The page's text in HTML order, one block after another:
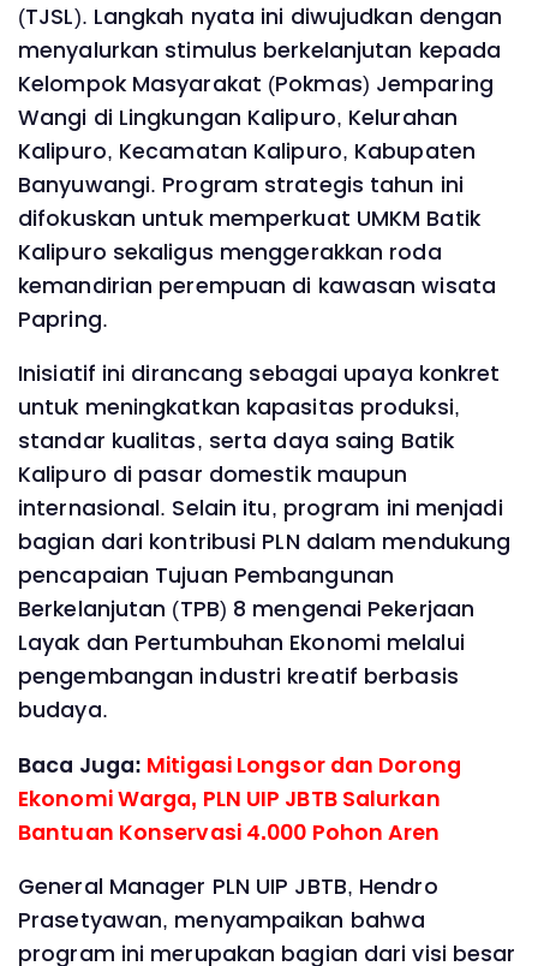
(TJSL). Langkah nyata ini diwujudkan dengan
menyalurkan stimulus berkelanjutan kepada
Kelompok Masyarakat (Pokmas) Jemparing
Wangi di Lingkungan Kalipuro, Kelurahan
Kalipuro, Kecamatan Kalipuro, Kabupaten
Banyuwangi. Program strategis tahun ini
difokuskan untuk memperkuat UMKM Batik
Kalipuro sekaligus menggerakkan roda
kemandirian perempuan di kawasan wisata
Papring.
Inisiatif ini dirancang sebagai upaya konkret
untuk meningkatkan kapasitas produksi,
standar kualitas, serta daya saing Batik
Kalipuro di pasar domestik maupun
internasional. Selain itu, program ini menjadi
bagian dari kontribusi PLN dalam mendukung
pencapaian Tujuan Pembangunan
Berkelanjutan (TPB) 8 mengenai Pekerjaan
Layak dan Pertumbuhan Ekonomi melalui
pengembangan industri kreatif berbasis
budaya.
Baca Juga: Mitigasi Longsor dan Dorong
Ekonomi Warga, PLN UIP JBTB Salurkan
Bantuan Konservasi 4.000 Pohon Aren
General Manager PLN UIP JBTB, Hendro
Prasetyawan, menyampaikan bahwa
program ini merupakan bagian dari visi besar